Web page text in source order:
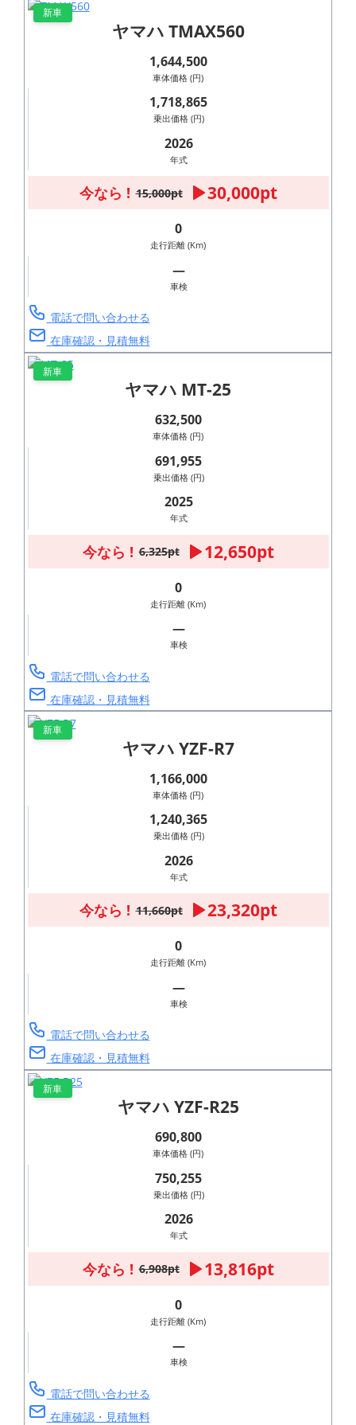
新車
ヤマハ TMAX560
1,644,500
車体価格 (円)
1,718,865
乗出価格 (円)
2026
年式
今なら ! 15,000pt 30,000pt
0
走行距離 (Km)
―
車検
電話で問い合わせる
在庫確認・見積無料
新車
ヤマハ MT-25
632,500
車体価格 (円)
691,955
乗出価格 (円)
2025
年式
今なら ! 6,325pt 12,650pt
0
走行距離 (Km)
―
車検
電話で問い合わせる
在庫確認・見積無料
新車
ヤマハ YZF-R7
1,166,000
車体価格 (円)
1,240,365
乗出価格 (円)
2026
年式
今なら ! 11,660pt 23,320pt
0
走行距離 (Km)
―
車検
電話で問い合わせる
在庫確認・見積無料
新車
ヤマハ YZF-R25
690,800
車体価格 (円)
750,255
乗出価格 (円)
2026
年式
今なら ! 6,908pt 13,816pt
0
走行距離 (Km)
―
車検
電話で問い合わせる
在庫確認・見積無料